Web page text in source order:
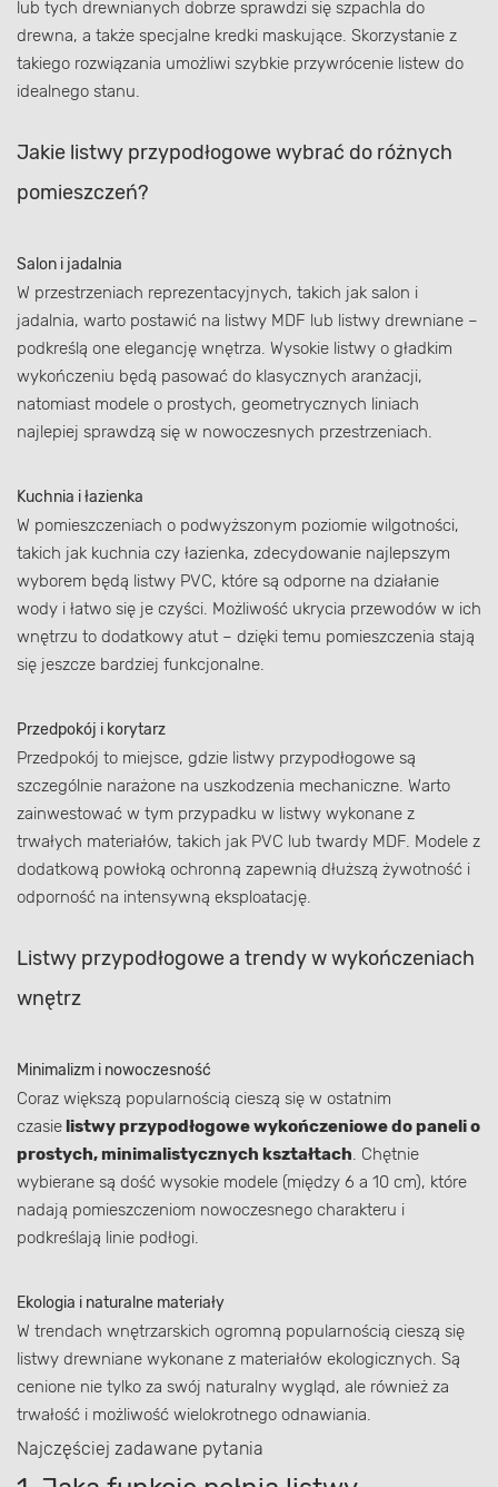
lub tych drewnianych dobrze sprawdzi się szpachla do
drewna, a także specjalne kredki maskujące. Skorzystanie z
takiego rozwiązania umożliwi szybkie przywrócenie listew do
idealnego stanu.
Jakie listwy przypodłogowe wybrać do różnych
pomieszczeń?
Salon i jadalnia
W przestrzeniach reprezentacyjnych, takich jak salon i
jadalnia, warto postawić na listwy MDF lub listwy drewniane –
podkreślą one elegancję wnętrza. Wysokie listwy o gładkim
wykończeniu będą pasować do klasycznych aranżacji,
natomiast modele o prostych, geometrycznych liniach
najlepiej sprawdzą się w nowoczesnych przestrzeniach.
Kuchnia i łazienka
W pomieszczeniach o podwyższonym poziomie wilgotności,
takich jak kuchnia czy łazienka, zdecydowanie najlepszym
wyborem będą listwy PVC, które są odporne na działanie
wody i łatwo się je czyści. Możliwość ukrycia przewodów w ich
wnętrzu to dodatkowy atut – dzięki temu pomieszczenia stają
się jeszcze bardziej funkcjonalne.
Przedpokój i korytarz
Przedpokój to miejsce, gdzie listwy przypodłogowe są
szczególnie narażone na uszkodzenia mechaniczne. Warto
zainwestować w tym przypadku w listwy wykonane z
trwałych materiałów, takich jak PVC lub twardy MDF. Modele z
dodatkową powłoką ochronną zapewnią dłuższą żywotność i
odporność na intensywną eksploatację.
Listwy przypodłogowe a trendy w wykończeniach
wnętrz
Minimalizm i nowoczesność
Coraz większą popularnością cieszą się w ostatnim
czasielistwy przypodłogowe wykończeniowe do paneli o
prostych, minimalistycznych kształtach. Chętnie
wybierane są dość wysokie modele (między 6 a 10 cm), które
nadają pomieszczeniom nowoczesnego charakteru i
podkreślają linie podłogi.
Ekologia i naturalne materiały
W trendach wnętrzarskich ogromną popularnością cieszą się
listwy drewniane wykonane z materiałów ekologicznych. Są
cenione nie tylko za swój naturalny wygląd, ale również za
trwałość i możliwość wielokrotnego odnawiania.
Najczęściej zadawane pytania